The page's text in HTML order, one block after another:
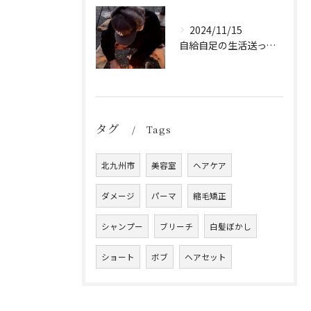
2024/11/15
自給自足の生活送ってます
タグ Tags
北九州市 美容室 ヘアケア
ダメージ パーマ 縮毛矯正
シャンプー ブリーチ 白髪ぼかし
ショート ボブ ヘアセット